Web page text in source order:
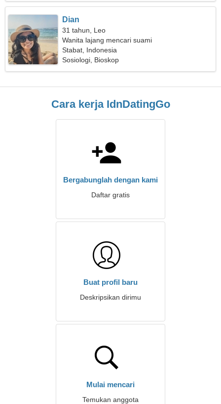
Dian
31 tahun, Leo
Wanita lajang mencari suami
Stabat, Indonesia
Sosiologi, Bioskop
Cara kerja IdnDatingGo
Bergabunglah dengan kami
Daftar gratis
Buat profil baru
Deskripsikan dirimu
Mulai mencari
Temukan anggota